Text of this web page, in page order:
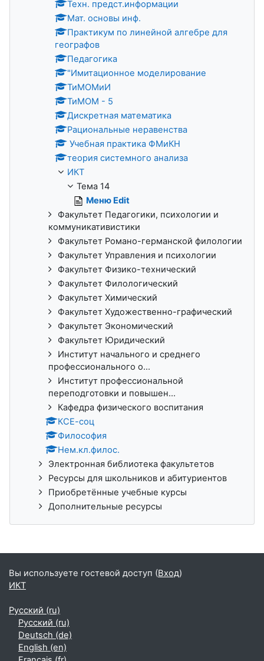
Техн. предст.информации
Мат. основы инф.
Практикум по линейной алгебре для
географов
Педагогика
"Имитационное моделирование
ТиМОМиИ
ТиМОМ - 5
Дискретная математика
Рациональные неравенства
Учебная практика ФМиКН
теория системного анализа
ИКТ
Тема 14
Меню Edit
Факультет Педагогики, психологии и
коммуникативистики
Факультет Романо-германской филологии
Факультет Управления и психологии
Факультет Физико-технический
Факультет Филологический
Факультет Химический
Факультет Художественно-графический
Факультет Экономический
Факультет Юридический
Институт начального и среднего
профессионального о...
Институт профессиональной
переподготовки и повышен...
Кафедра физического воспитания
КСЕ-соц
Философия
Нем.кл.филос.
Электронная библиотека факультетов
Ресурсы для школьников и абитуриентов
Приобретённые учебные курсы
Дополнительные ресурсы
Вы используете гостевой доступ (Вход)
ИКТ
Русский ‎(ru)‎
Русский ‎(ru)‎
Deutsch ‎(de)‎
English ‎(en)‎